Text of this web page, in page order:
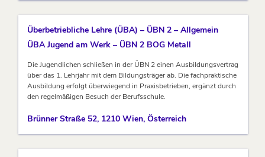
Überbetriebliche Lehre (ÜBA) – ÜBN 2 – Allgemein
ÜBA Jugend am Werk – ÜBN 2 BOG Metall
Die Jugendlichen schließen in der ÜBN 2 einen Ausbildungsvertrag
über das 1. Lehrjahr mit dem Bildungsträger ab. Die fachpraktische
Ausbildung erfolgt überwiegend in Praxisbetrieben, ergänzt durch
den regelmäßigen Besuch der Berufsschule.
Brünner Straße 52, 1210 Wien, Österreich